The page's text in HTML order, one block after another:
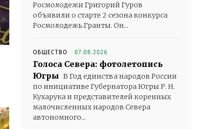
Росмолодежи Григорий Гуров
объявили о старте 2 сезона конкурса
Росмолодежь.Гранты. Он...
ОБЩЕСТВО 07.08.2026
Голоса Севера: фотолетопись
Югры В Год единства народов России
по инициативе Губернатора Югры Р. Н.
Кухарука и представителей коренных
малочисленных народов Севера
автономного...